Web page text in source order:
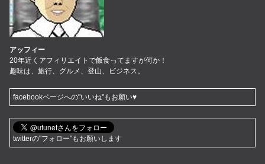
アッフィー
20年近くアフィリエイトで飯食ってますが何か！
趣味は、旅行、グルメ、登山、ビジネス。
facebookページへの"いいね"もお願い♥
twitterの"フォロー"もお願いします